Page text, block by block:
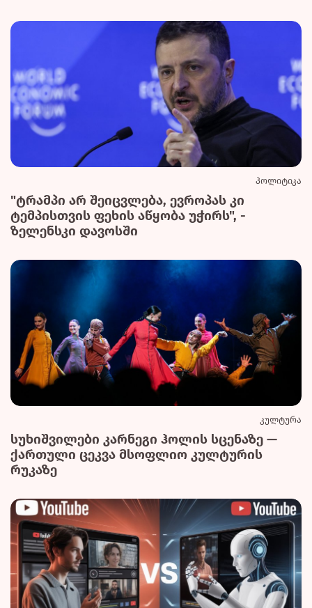
პოლიტიკა
"ტრამპი არ შეიცვლება, ევროპას კი
ტემპისთვის ფეხის აწყობა უჭირს", -
ზელენსკი დავოსში
კულტურა
სუხიშვილები კარნეგი ჰოლის სცენაზე —
ქართული ცეკვა მსოფლიო კულტურის
რუკაზე